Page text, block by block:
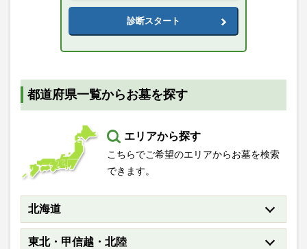
診断スタート
都道府県一覧からお墓を探す
エリアから探す
こちらでご希望のエリアからお墓を検索
できます。
北海道
東北・甲信越・北陸